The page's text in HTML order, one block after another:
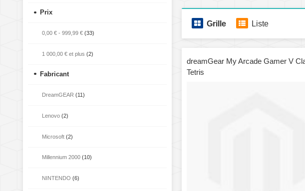
Grille Liste
dreamGear My Arcade Gamer V
Tetris
Prix
0,00 € - 999,99 € (33)
1 000,00 € et plus (2)
Fabricant
DreamGEAR (11)
Lenovo (2)
Microsoft (2)
Millennium 2000 (10)
NINTENDO (6)